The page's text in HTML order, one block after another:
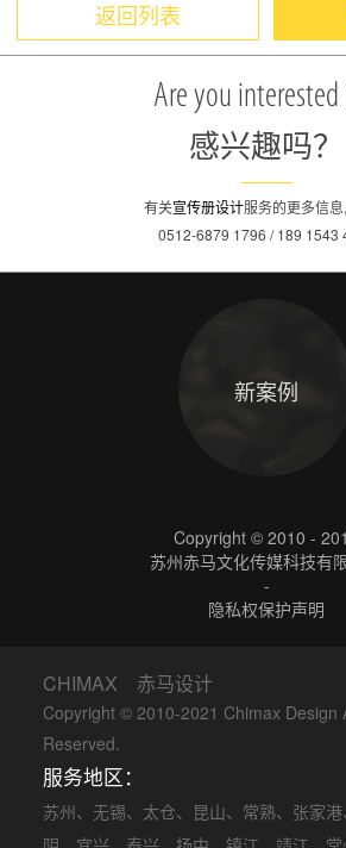
返回列表
Are you interested
感兴趣吗？
有关宣传册设计服务的更多信
0512-6879 1796 / 189 1543
新案例
Copyright © 2010 -
苏州赤马文化传媒科技有
-
隐私权保护声明
CHIMAX 赤马设计
Copyright © 2010-2021 Chimax Design
Reserved.
服务地区：
苏州、 无锡、 太仓、 昆山、 常熟、 张家港、